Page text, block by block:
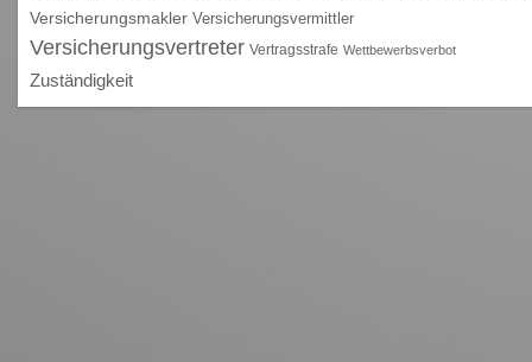
Versicherungsmakler Versicherungsvermittler
Versicherungsvertreter Vertragsstrafe Wettbewerbsverbot
Zuständigkeit